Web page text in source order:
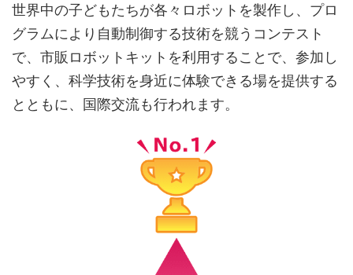
世界中の子どもたちが各々ロボットを製作し、プロ
グラムにより自動制御する技術を競うコンテスト
で、市販ロボットキットを利用することで、参加し
やすく、科学技術を身近に体験できる場を提供する
とともに、国際交流も行われます。